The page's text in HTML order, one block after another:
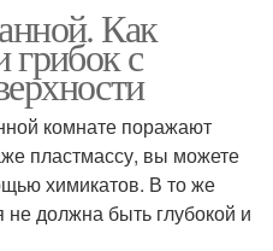
Как
грибок с
комнате поражают
пластмассу, вы можете
химикатов. В то же
должна быть глубокой и